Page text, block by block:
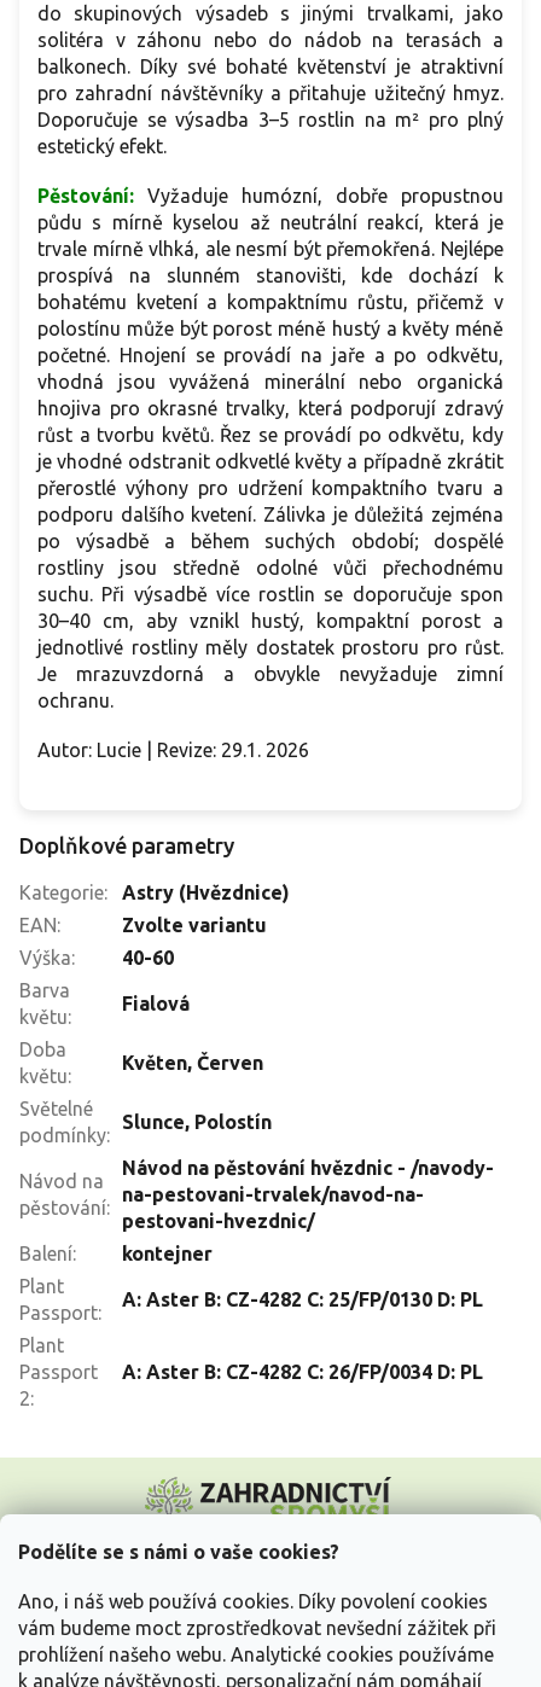
Podělíte se s námi o vaše cookies?
Ano, i náš web používá cookies. Díky povolení cookies
vám budeme moct zprostředkovat nevšední zážitek při
prohlížení našeho webu. Analytické cookies používáme
k analýze návštěvnosti, personalizační nám pomáhají
do skupinových výsadeb s jinými trvalkami, jako
solitéra v záhonu nebo do nádob na terasách a
balkonech. Díky své bohaté květenství je atraktivní
pro zahradní návštěvníky a přitahuje užitečný hmyz.
Doporučuje se výsadba 3–5 rostlin na m² pro plný
estetický efekt.
Pěstování:
Vyžaduje humózní, dobře propustnou
půdu s mírně kyselou až neutrální reakcí, která je
trvale mírně vlhká, ale nesmí být přemokřená. Nejlépe
prospívá na slunném stanovišti, kde dochází k
bohatému kvetení a kompaktnímu růstu, přičemž v
polostínu může být porost méně hustý a květy méně
početné. Hnojení se provádí na jaře a po odkvětu,
vhodná jsou vyvážená minerální nebo organická
hnojiva pro okrasné trvalky, která podporují zdravý
růst a tvorbu květů. Řez se provádí po odkvětu, kdy
je vhodné odstranit odkvetlé květy a případně zkrátit
přerostlé výhony pro udržení kompaktního tvaru a
podporu dalšího kvetení. Zálivka je důležitá zejména
po výsadbě a během suchých období; dospělé
rostliny jsou středně odolné vůči přechodnému
suchu. Při výsadbě více rostlin se doporučuje spon
30–40 cm, aby vznikl hustý, kompaktní porost a
jednotlivé rostliny měly dostatek prostoru pro růst.
Je mrazuvzdorná a obvykle nevyžaduje zimní
ochranu.
Autor: Lucie | Revize: 29.1. 2026
Doplňkové parametry
Kategorie:
Astry (Hvězdnice)
EAN:
Zvolte variantu
Výška:
40-60
Barva
květu:
Fialová
Doba
květu:
Květen, Červen
Světelné
podmínky:
Slunce, Polostín
Návod na
pěstování:
Návod na pěstování hvězdnic - /navody-
na-pestovani-trvalek/navod-na-
pestovani-hvezdnic/
Balení:
kontejner
Plant
Passport:
A: Aster B: CZ-4282 C: 25/FP/0130 D: PL
Plant
Passport
2:
A: Aster B: CZ-4282 C: 26/FP/0034 D: PL
p
Vše o nákupu
Informace pro Vás